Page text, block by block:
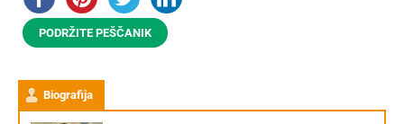
PODRŽITE PEŠČANIK
Biografija